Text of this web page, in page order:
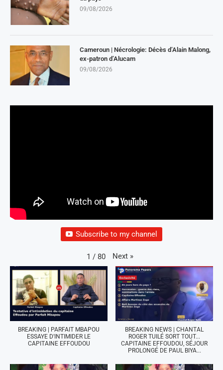
09/08/2026
Cameroun | Nécrologie: Décès d’Alain Malong,
ex-patron d’Alucam
09/08/2026
Subscribe to my channel
1 / 80 Next »
BREAKING | PARFAIT MBAPOU
ESSAYE D'INTIMIDER LE
CAPITAINE EFFOUDOU
BREAKING NEWS | CHANTAL
ROGER TUILÉ SORT TOUT...
CAPITAINE EFFOUDOU, SÉJOUR
PROLONGÉ DE PAUL BIYA...